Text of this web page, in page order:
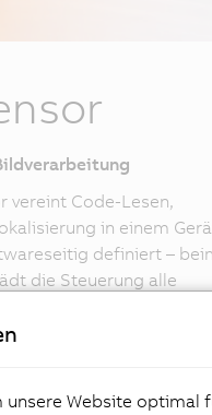
vereint Code-Lesen,
in einem
definiert –
die Steuerung alle
dem B&R Smart Sensor
unsere Website optimal